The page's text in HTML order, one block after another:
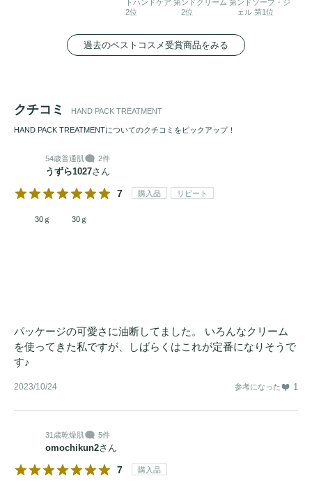
トハンドケア 第
2位
ンドクリーム 第
2位
ンドソープ・ジ
ェル 第1位
過去のベストコスメ受賞商品をみる
クチコミ HAND PACK TREATMENT
HAND PACK TREATMENTについてのクチコミをピックアップ！
54歳普通肌 2件
うずら1027さん
7 購入品 リピート
30ｇ 30ｇ
パッケージの可愛さに油断してました。 いろんなクリーム
を使ってきた私ですが、しばらくはこれが定番になりそうで
す♪
2023/10/24 参考になった 1
31歳乾燥肌 5件
omochikun2さん
7 購入品